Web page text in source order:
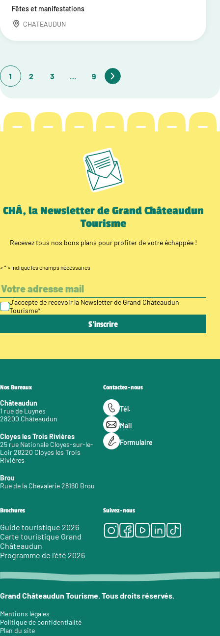
Fêtes et manifestations
CHATEAUDUN
1 2 3 … 9
CHÂ, la Newsletter de Grand Châteaudun
Tourisme
Recevez tous nos bons plans pour profiter de votre échappée !
« * » indique les champs nécessaires
J’accepte de recevoir la Newsletter de Grand Châteaudun
Tourisme*
Nos Bureaux
Châteaudun
1 rue de Luynes
28200 Châteaudun
Cloyes les Trois Rivières
25 rue Nationale Cloyes-sur-le-
Loir 28220 Cloyes les Trois
Rivières
Brou
Rue de la Chevalerie 28160 Brou
Contactez-nous
Tél.
Mail
Formulaire
Brochures
Guide touristique 2026
Carte touristique Grand
Châteaudun
Programme de l’été 2026
Suivez-nous
Instagram
Facebook
Youtube
LinkedIn
Tiktok
Grand Châteaudun Tourisme. Tous droits réservés.
Mentions légales
Politique de confidentialité
Plan du site